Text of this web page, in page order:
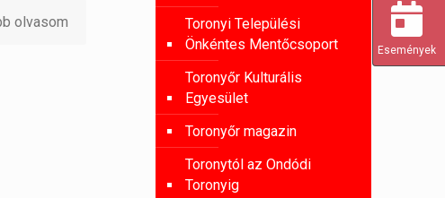
olvasom
Toronyi Települési
Önkéntes Mentőcsoport
Toronyőr Kulturális
Egyesület
Toronyőr magazin
Toronytól az Ondódi
Toronyig
Események